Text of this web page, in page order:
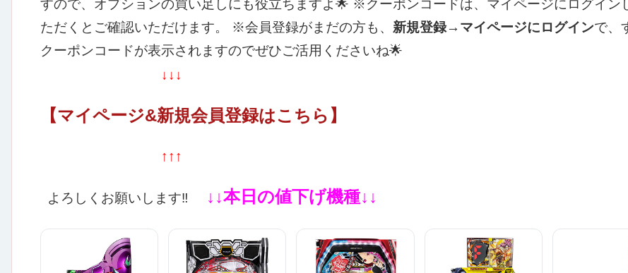
すので、オプションの買い足しにも役立ちますよ🌟 ※クーポンコードは、マイページにログイン
ただくとご確認いただけます。
※会員登録がまだの方も、 新規登録→マイページにログインで、
クーポンコードが表示されますのでぜひご活用くださいね🌟
↓↓↓
【マイページ&新規会員登録はこちら】
↑↑↑
よろしくお願いします‼ ↓↓本日の値下げ機種↓↓